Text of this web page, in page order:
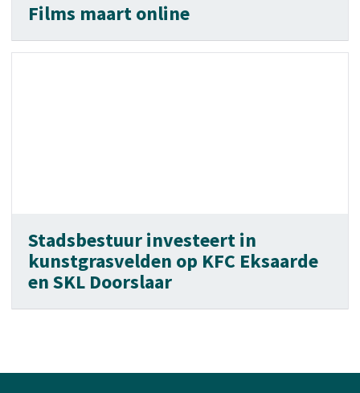
Films maart online
Stadsbestuur investeert in
kunstgrasvelden op KFC Eksaarde
en SKL Doorslaar